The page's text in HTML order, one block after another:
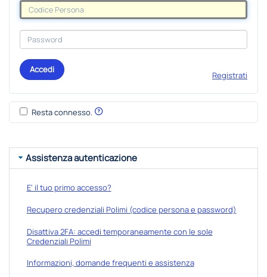
Accedi
Registrati
Resta connesso.
Assistenza autenticazione
E' il tuo primo accesso?
Recupero credenziali Polimi (codice persona e password)
Disattiva 2FA: accedi temporaneamente con le sole
Credenziali Polimi
Informazioni, domande frequenti e assistenza